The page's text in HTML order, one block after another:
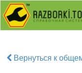
Вернуться к